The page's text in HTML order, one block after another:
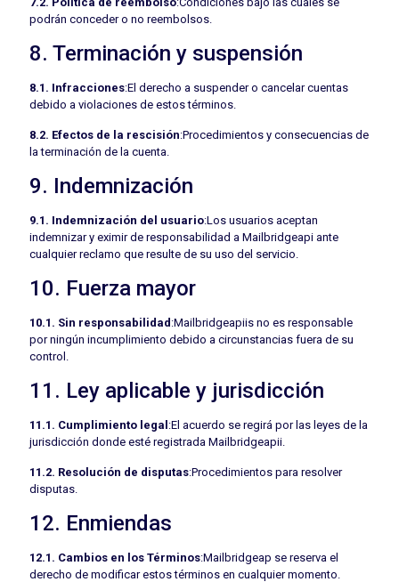
podrán conceder o no reembolsos.
8. Terminación y suspensión
8.1. Infracciones:El derecho a suspender o cancelar cuentas
debido a violaciones de estos términos.
8.2. Efectos de la rescisión:Procedimientos y consecuencias de
la terminación de la cuenta.
9. Indemnización
9.1. Indemnización del usuario:Los usuarios aceptan
indemnizar y eximir de responsabilidad a Mailbridgeapi ante
cualquier reclamo que resulte de su uso del servicio.
10. Fuerza mayor
10.1. Sin responsabilidad :Mailbridgeapiis no es responsable
por ningún incumplimiento debido a circunstancias fuera de su
control.
11. Ley aplicable y jurisdicción
11.1. Cumplimiento legal :El acuerdo se regirá por las leyes de la
jurisdicción donde esté registrada Mailbridgeapii.
11.2. Resolución de disputas:Procedimientos para resolver
disputas.
12. Enmiendas
12.1. Cambios en los Términos:Mailbridgeap se reserva el
derecho de modificar estos términos en cualquier momento.